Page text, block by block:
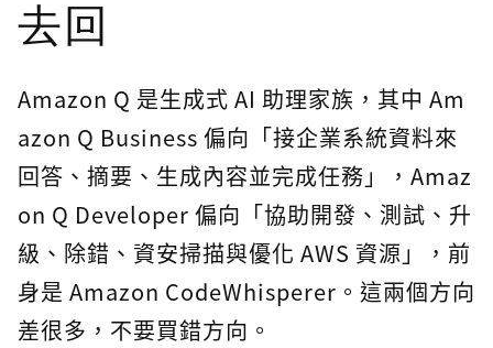
去回
Amazon Q 是生成式 AI 助理家族，其中 Am
azon Q Business 偏向「接企業系統資料來
回答、摘要、生成內容並完成任務」，Amaz
on Q Developer 偏向「協助開發、測試、升
級、除錯、資安掃描與優化 AWS 資源」，前
身是 Amazon CodeWhisperer。這兩個方向
差很多，不要買錯方向。